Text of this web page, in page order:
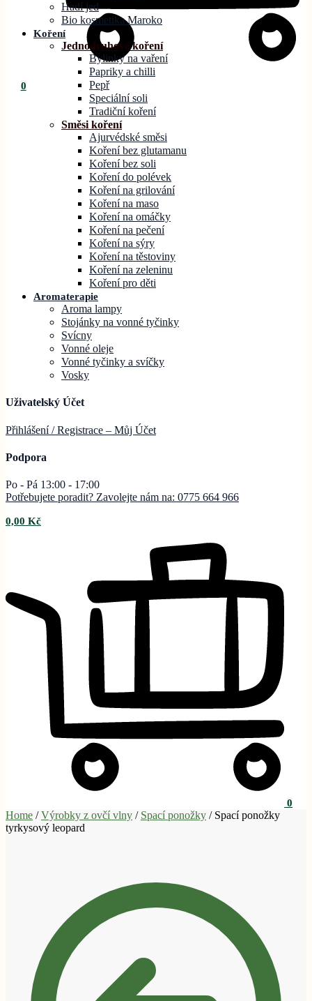
0
Hadí jed
Bio kosmetika Maroko
Koření
Jednodruhové koření
Bylinky na vaření
Papriky a chilli
Pepř
Speciální soli
Tradiční koření
Směsi koření
Ajurvédské směsi
Koření bez glutamanu
Koření bez soli
Koření do polévek
Koření na grilování
Koření na maso
Koření na omáčky
Koření na pečení
Koření na sýry
Koření na těstoviny
Koření na zeleninu
Koření pro děti
Aromaterapie
Aroma lampy
Stojánky na vonné tyčinky
Svícny
Vonné oleje
Vonné tyčinky a svíčky
Vosky
Uživatelský Účet
Přihlášení / Registrace – Můj Účet
Podpora
Po - Pá 13:00 - 17:00
Potřebujete poradit? Zavolejte nám na: 0775 664 966
0,00 Kč
0
Home /Výrobky z ovčí vlny / Spací ponožky / Spací ponožky
tyrkysový leopard